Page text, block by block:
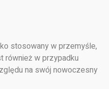
stosowany w przemyśle,
również w przypadku
na swój nowoczesny